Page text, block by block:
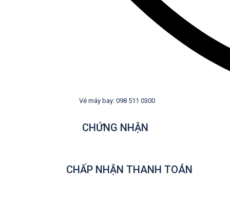
Vé máy bay: 098 511 0300
CHỨNG NHẬN
CHẤP NHẬN THANH TOÁN